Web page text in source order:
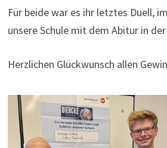
Für beide war es ihr letztes Duell,
unsere Schule mit dem Abitur in
Herzlichen Glückwunsch allen